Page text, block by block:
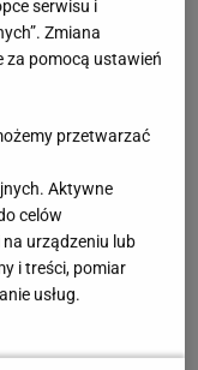
podwórku.
czeka El
Bernabeu w
w
się w lidze na
o krok od
się co
nad
w obu
serwisu i
Zmiana
za pomocą ustawień
przetwarzać
Aktywne
celów
urządzeniu lub
i treści, pomiar
usług.